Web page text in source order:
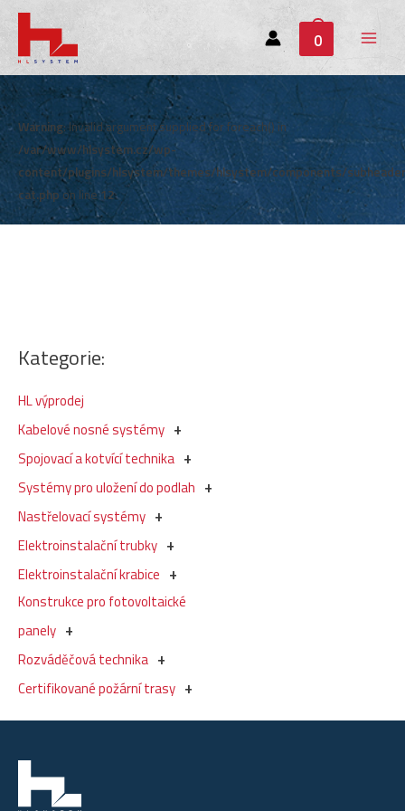
0
Main
Menu
Kategorie:
HL výprodej
Kabelové nosné systémy
Spojovací a kotvící technika
Systémy pro uložení do podlah
Nastřelovací systémy
Elektroinstalační trubky
Elektroinstalační krabice
Konstrukce pro fotovoltaické
panely
Rozváděčová technika
Certifikované požární trasy
Warning: Invalid argument supplied for foreach() in
/var/www/hlsystem.cz/wp-
content/plugins/hlsystem/themes/hlsystem/components/
cat.phpon line12